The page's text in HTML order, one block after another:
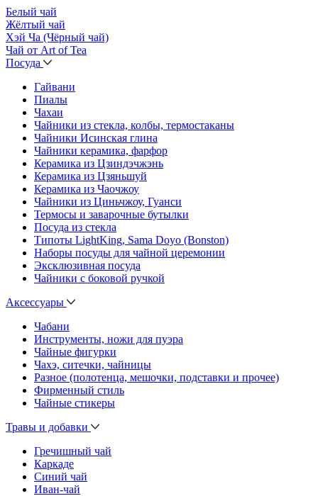
Белый чай
Жёлтый чай
Хэй Ча (Чёрный чай)
Чай от Art of Tea
Посуда
Гайвани
Пиалы
Чахаи
Чайники из стекла, колбы, термостаканы
Чайники Исинская глина
Чайники керамика, фарфор
Керамика из Цзиндэчжэнь
Керамика из Цзяньшуй
Керамика из Чаочжоу
Чайники из Циньчжоу, Гуанси
Термосы и заварочные бутылки
Посуда из стекла
Типоты LightKing, Sama Doyo (Bonston)
Наборы посуды для чайной церемонии
Эксклюзивная посуда
Чайники с боковой ручкой
Аксессуары
Чабани
Инструменты, ножи для пуэра
Чайные фигурки
Чахэ, ситечки, чайницы
Разное (полотенца, мешочки, подставки и прочее)
Фирменный стиль
Чайные стикеры
Травы и добавки
Гречишный чай
Каркаде
Синий чай
Иван-чай